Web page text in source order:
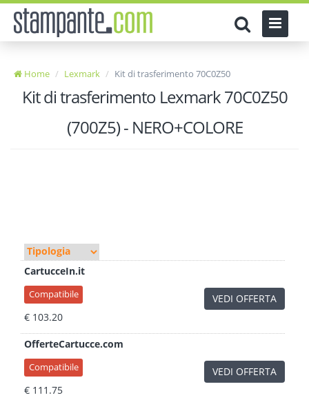
Home Lexmark Kit di trasferimento 70C0Z50
Kit di trasferimento Lexmark 70C0Z50
(700Z5) - NERO+COLORE
CartucceIn.it
Compatibile
€ 103.20
VEDI OFFERTA
OfferteCartucce.com
Compatibile
€ 111.75
VEDI OFFERTA